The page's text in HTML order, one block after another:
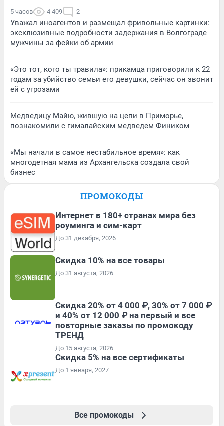
5 часов 4 409 2
Уважал иноагентов и размещал фривольные картинки:
эксклюзивные подробности задержания в Волгограде
мужчины за фейки об армии
«Это тот, кого ты травила»: прикамца приговорили к 22
годам за убийство семьи его девушки, сейчас он звонит
ей с угрозами
Медведицу Майю, жившую на цепи в Приморье,
познакомили с гималайским медведем Фиником
«Мы начали в самое нестабильное время»: как
многодетная мама из Архангельска создала свой
бизнес
ПРОМОКОДЫ
Интернет в 180+ странах мира без
роуминга и сим-карт
До 31 декабря, 2026
Скидка 10% на все товары
До 31 августа, 2026
Скидка 20% от 4 000 ₽, 30% от 7 000 ₽
и 40% от 12 000 ₽ на первый и все
повторные заказы по промокоду
ТРЕНД
До 15 августа, 2026
Скидка 5% на все сертификаты
До 1 января, 2027
Все промокоды